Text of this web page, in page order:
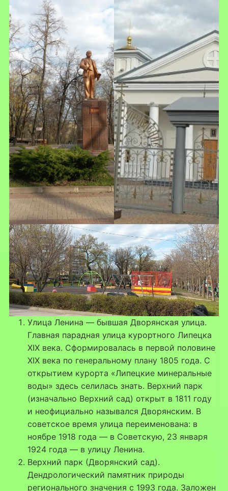
Улица Ленина — бывшая Дворянская улица.
Главная парадная улица курортного Липецка
XIX века. Сформировалась в первой половине
XIX века по генеральному плану 1805 года. С
открытием курорта «Липецкие минеральные
воды» здесь селилась знать. Верхний парк
(изначально Верхний сад) открыт в 1811 году
и неофициально назывался Дворянским. В
советское время улица переименована: в
ноябре 1918 года — в Советскую, 23 января
1924 года — в улицу Ленина.
Верхний парк (Дворянский сад).
Дендрологический памятник природы
регионального значения с 1993 года. Заложен